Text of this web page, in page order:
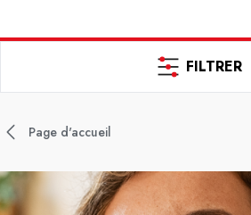
FILTRER
Page d'accueil